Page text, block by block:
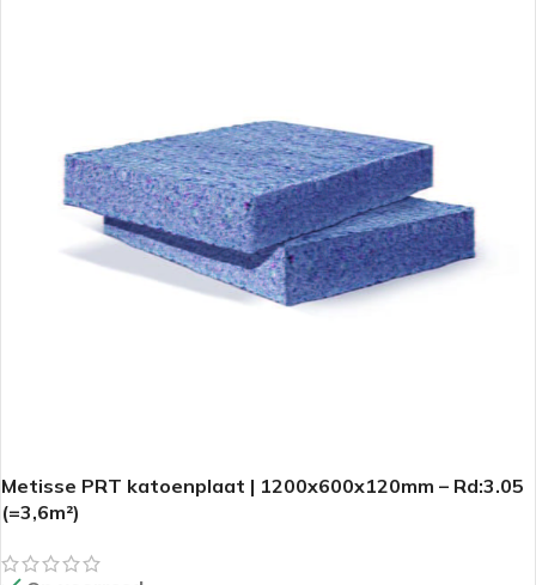
Metisse PRT katoenplaat | 1200x600x120mm – Rd:3.05
(=3,6m²)